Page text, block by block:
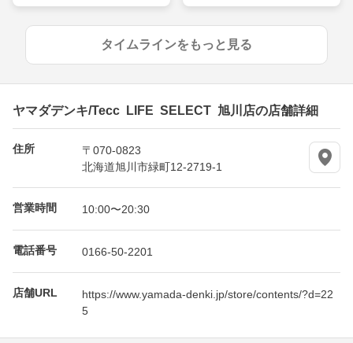
タイムラインをもっと見る
ヤマダデンキ/Tecc LIFE SELECT 旭川店の店舗詳細
住所
〒070-0823
北海道旭川市緑町12-2719-1
営業時間 10:00〜20:30
電話番号 0166-50-2201
店舗URL
https://www.yamada-denki.jp/store/contents/?d=22
5